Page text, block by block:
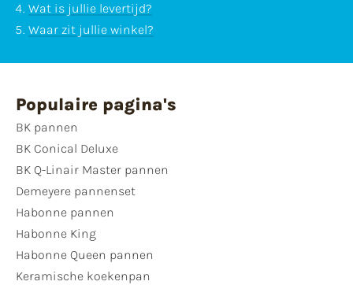
Wat is jullie levertijd?
Waar zit jullie winkel?
Populaire pagina's
BK pannen
BK Conical Deluxe
BK Q-Linair Master pannen
Demeyere pannenset
Habonne pannen
Habonne King
Habonne Queen pannen
Keramische koekenpan